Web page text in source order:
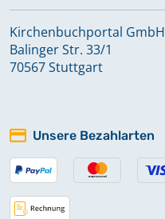
Kirchenbuchportal GmbH
Balinger Str. 33/1
70567 Stuttgart
Unsere Bezahlarten